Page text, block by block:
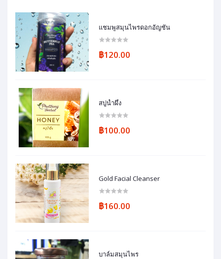
แชมพูสมุนไพรดอกอัญชัน
฿120.00
สบู่น้ำผึ้ง
฿100.00
Gold Facial Cleanser
฿160.00
บาล์มสมุนไพร